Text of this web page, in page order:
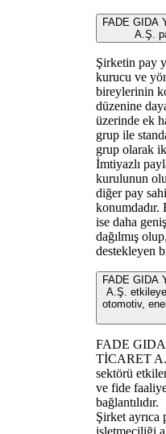
FADE GIDA
A.Ş.
Şirketin pay
kurucu ve
bireylerinin
düzenine
üzerinde ek
grup ile
grup olarak iki
İmtiyazlı
kurulunun
diğer pay
konumdadır.
ise daha
dağılmış
destekleyen
FADE GIDA
A.Ş.
otomotiv,
FADE
TİCARET
sektörü
ve fide
bağlantılıdır.
Şirket
işletmeciliği